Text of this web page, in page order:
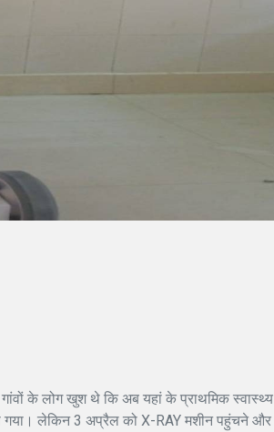
के लोग खुश थे कि अब यहां के प्राथमिक स्वास्थ्य
गया। लेकिन 3 अप्रैल को X-RAY मशीन पहुंचने और